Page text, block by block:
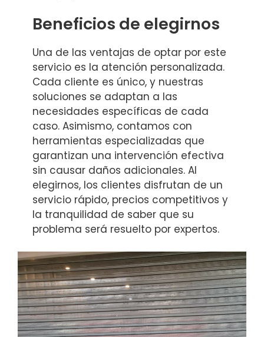
Beneficios de elegirnos
Una de las ventajas de optar por este
servicio es la atención personalizada.
Cada cliente es único, y nuestras
soluciones se adaptan a las
necesidades específicas de cada
caso. Asimismo, contamos con
herramientas especializadas que
garantizan una intervención efectiva
sin causar daños adicionales. Al
elegirnos, los clientes disfrutan de un
servicio rápido, precios competitivos y
la tranquilidad de saber que su
problema será resuelto por expertos.